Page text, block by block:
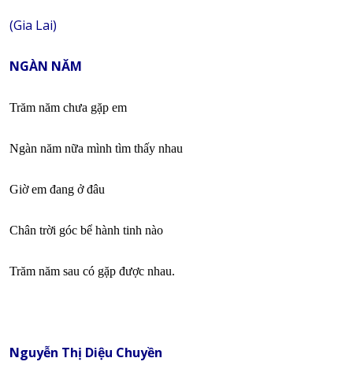
(Gia Lai)
NGÀN NĂM
Trăm năm chưa gặp em
Ngàn năm nữa mình tìm thấy nhau
Giờ em đang ở đâu
Chân trời góc bể hành tinh nào
Trăm năm sau có gặp được nhau.
Nguyễn Thị Diệu Chuyền